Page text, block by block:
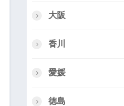
大阪
香川
愛媛
徳島